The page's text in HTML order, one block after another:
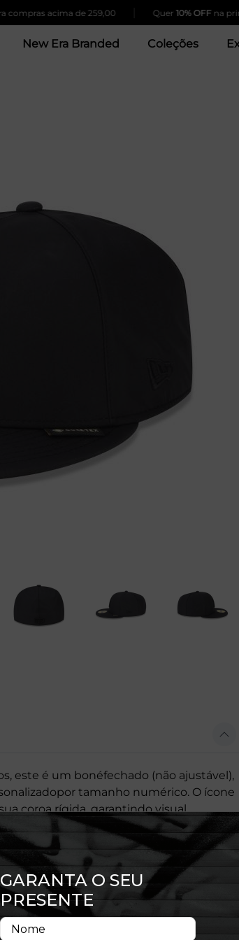
acima de 259,00 | 10% OFFna primeira
New Era Branded Coleções
este é um bonéfechado (não ajustável),
tamanho numérico. O ícone
coroa rígida, garantindo visual
e duradouro, tornando-o a peça
se tornar o pilar do streetwear global.